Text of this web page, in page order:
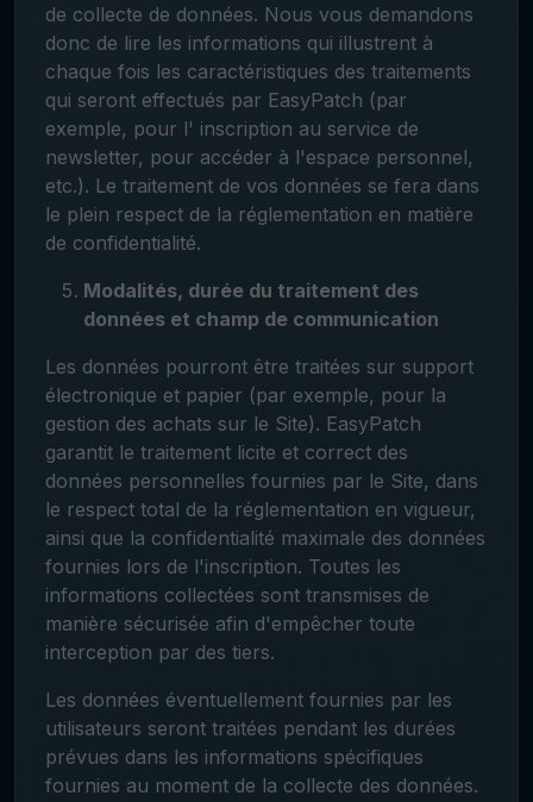
de collecte de données. Nous vous demandons
donc de lire les informations qui illustrent à
chaque fois les caractéristiques des traitements
qui seront effectués par EasyPatch (par
exemple, pour l' inscription au service de
newsletter, pour accéder à l'espace personnel,
etc.). Le traitement de vos données se fera dans
le plein respect de la réglementation en matière
de confidentialité.
Modalités, durée du traitement des
données et champ de communication
Les données pourront être traitées sur support
électronique et papier (par exemple, pour la
gestion des achats sur le Site). EasyPatch
garantit le traitement licite et correct des
données personnelles fournies par le Site, dans
le respect total de la réglementation en vigueur,
ainsi que la confidentialité maximale des données
fournies lors de l'inscription. Toutes les
informations collectées sont transmises de
manière sécurisée afin d'empêcher toute
interception par des tiers.
Les données éventuellement fournies par les
utilisateurs seront traitées pendant les durées
prévues dans les informations spécifiques
fournies au moment de la collecte des données.